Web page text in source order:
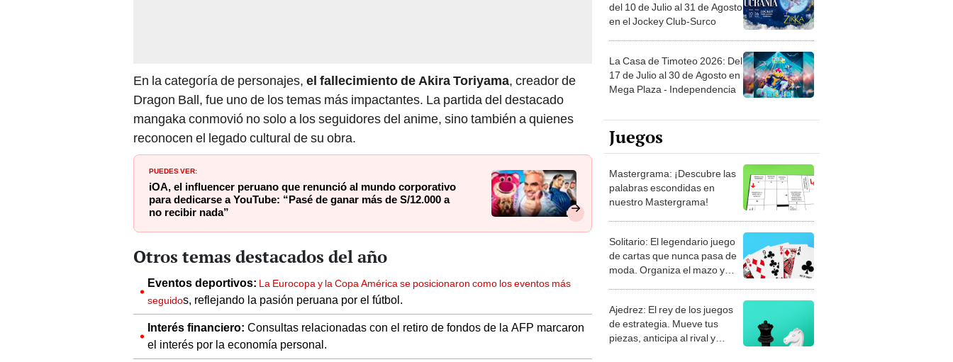
En la categoría de personajes, el fallecimiento de Akira Toriyama, creador de
Dragon Ball, fue uno de los temas más impactantes. La partida del destacado
mangaka conmovió no solo a los seguidores del anime, sino también a quienes
reconocen el legado cultural de su obra.
PUEDES VER:
iOA, el influencer peruano que renunció al mundo corporativo
para dedicarse a YouTube: “Pasé de ganar más de S/12.000 a
no recibir nada”
Otros temas destacados del año
Eventos deportivos: La Eurocopa y la Copa América se posicionaron como los eventos más
seguidos, reflejando la pasión peruana por el fútbol.
Interés financiero: Consultas relacionadas con el retiro de fondos de la AFP marcaron
el interés por la economía personal.
del 10 de Julio al 31 de Agosto
en el Jockey Club-Surco
La Casa de Timoteo 2026: Del
17 de Julio al 30 de Agosto en
Mega Plaza - Independencia
Juegos
Mastergrama: ¡Descubre las
palabras escondidas en
nuestro Mastergrama!
Solitario: El legendario juego
de cartas que nunca pasa de
moda. Organiza el mazo y
Ajedrez: El rey de los juegos
de estrategia. Mueve tus
piezas, anticipa al rival y